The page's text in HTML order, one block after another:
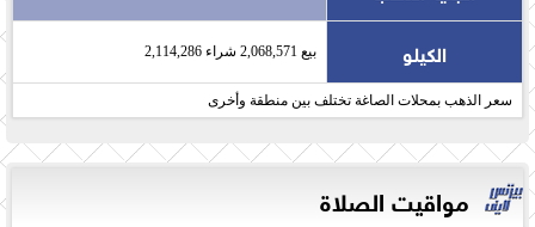
الكيلو بيع 2,068,571 شراء 2,114,286
سعر الذهب بمحلات الصاغة تختلف بين منطقة وأخرى
مواقيت الصلاة